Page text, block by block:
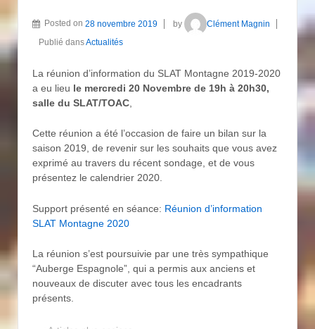
Posted on 28 novembre 2019 by
Clément Magnin
Publié dansActualités
La réunion d’information du SLAT Montagne 2019-2020
a eu lieu le mercredi 20 Novembre de 19h à 20h30,
salle du SLAT/TOAC
Cette réunion a été l’occasion de faire un bilan sur la
saison 2019, de revenir sur les souhaits que vous avez
exprimé au travers du récent sondage, et de vous
présentez le calendrier 2020.
Support présenté en séance: Réunion d’information
SLAT Montagne 2020
La réunion s’est poursuivie par une très sympathique
“Auberge Espagnole”, qui a permis aux anciens et
nouveaux de discuter avec tous les encadrants
présents.